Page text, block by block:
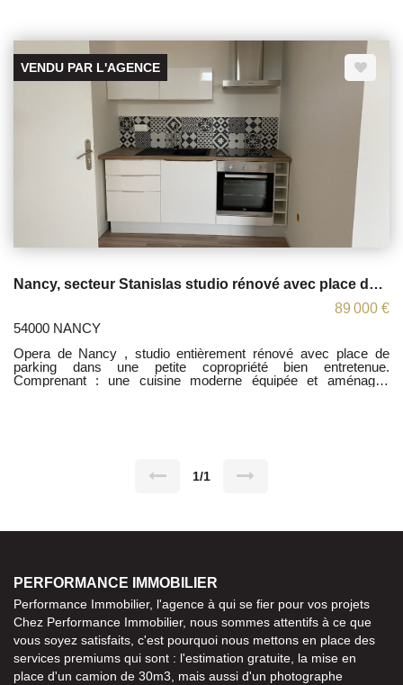
lots:54 Honoraires charge acquéreurs Contactez moi: 06 36 17
97 15 Agent commercial sous le N° :891 405 789 000 19
VENDU PAR L'AGENCE
Nancy, secteur Stanislas studio rénové avec place de parking .
89 000 €
54000 NANCY
Opera de Nancy , studio entièrement rénové avec place de
parking dans une petite copropriété bien entretenue.
Comprenant : une cuisine moderne équipée et aménagée
1/1
PERFORMANCE IMMOBILIER
Performance Immobilier, l'agence à qui se fier pour vos projets
Chez Performance Immobilier, nous sommes attentifs à ce que
vous soyez satisfaits, c'est pourquoi nous mettons en place des
services premiums qui sont : l'estimation gratuite, la mise en
place d'un camion de 30m3, mais aussi d'un photographe